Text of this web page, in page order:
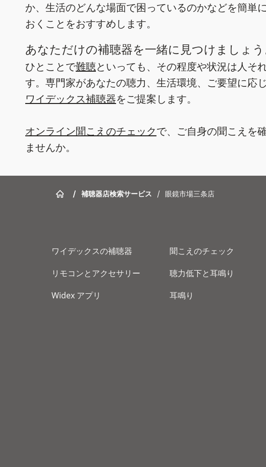
か、生活のどんな場面で困っているのかなどを簡単
おくことをおすすめします。
あなただけの補聴器を一緒に見つけましょう
ひとことで難聴といっても、その程度や状況は人そ
す。専門家があなたの聴力、生活環境、ご要望に応
ワイデックス補聴器をご提案します。
オンライン聞こえのチェックで、ご自身の聞こえを
ませんか。
/ 補聴器店検索サービス / 眼鏡市場三条店
ワイデックスの補聴器
リモコンとアクセサリー
Widex アプリ
聞こえのチェック
聴力低下と耳鳴り
耳鳴り